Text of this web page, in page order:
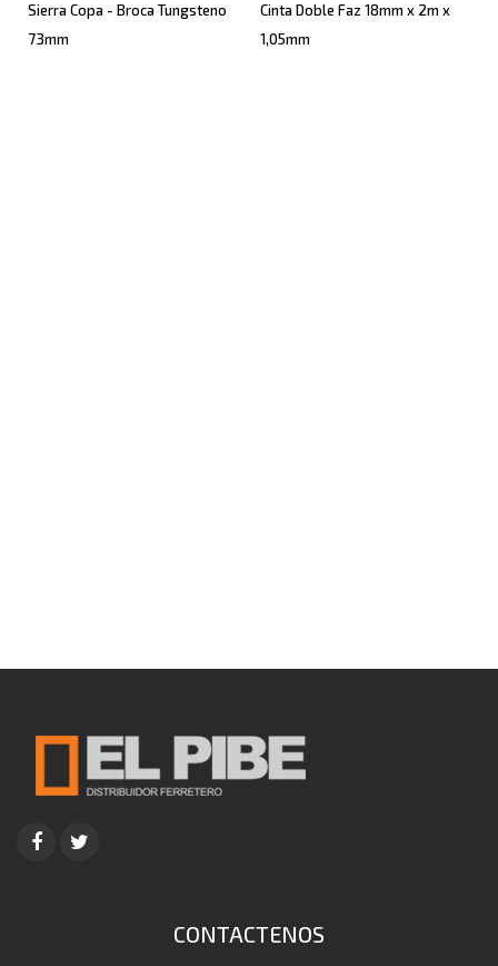
Sierra Copa - Broca Tungsteno
73mm
Cinta Doble Faz 18mm x 2m x
1,05mm
CONTACTENOS